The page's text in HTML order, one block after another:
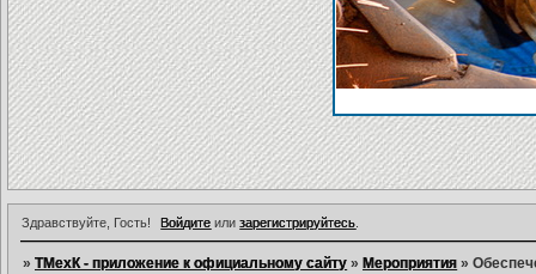
Здравствуйте, Гость! Войдите илизарегистрируйтесь
»ТМехК - приложение к официальному сайту » Мероприятия »